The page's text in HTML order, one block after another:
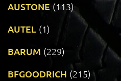
AUSTONE (113)
AUTEL (1)
BARUM (229)
BFGOODRICH (215)